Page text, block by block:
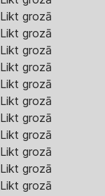
Likt grozā
Likt grozā
Likt grozā
Likt grozā
Likt grozā
Likt grozā
Likt grozā
Likt grozā
Likt grozā
Likt grozā
Likt grozā